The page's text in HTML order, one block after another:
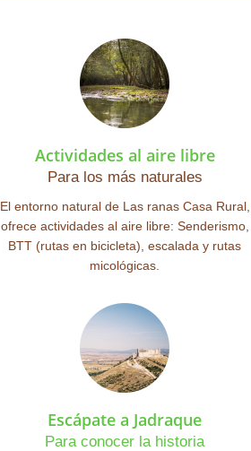
Actividades al aire libre
Para los más naturales
El entorno natural de Las ranas Casa Rural,
ofrece actividades al aire libre: Senderismo,
BTT (rutas en bicicleta), escalada y rutas
micológicas.
Escápate a Jadraque
Para conocer la historia